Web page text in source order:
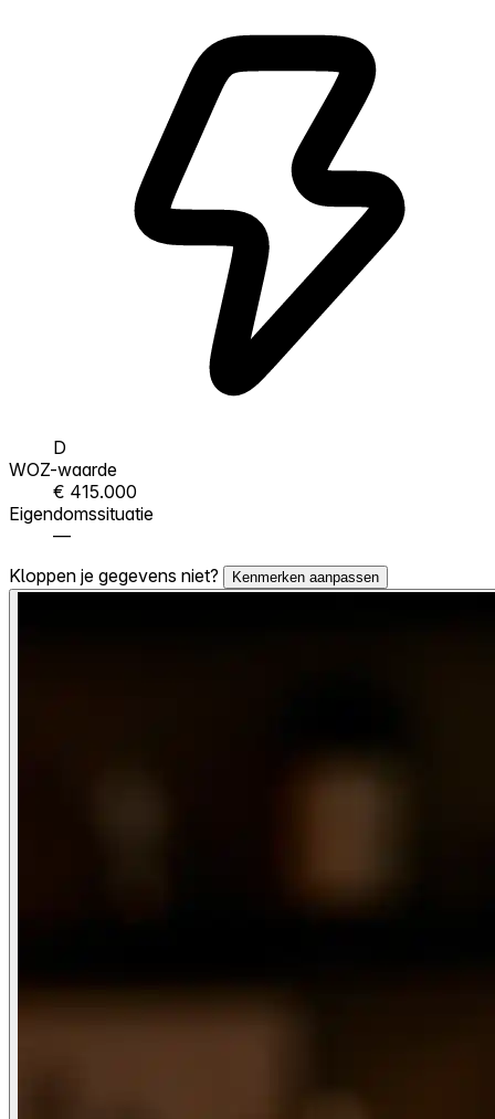
D
WOZ-waarde
€ 415.000
Eigendomssituatie
—
Kloppen je gegevens niet?
Kenmerken aanpassen